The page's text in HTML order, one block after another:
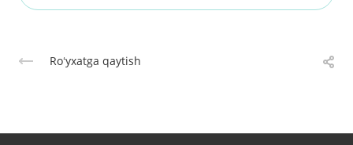
Roʻyxatga qaytish